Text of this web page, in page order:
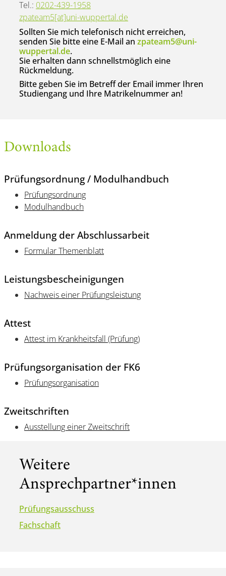
Tel.: 0202-439-1958
zpateam5[at]uni-wuppertal.de
Sollten Sie mich telefonisch nicht erreichen,
senden Sie bitte eine E-Mail an zpateam5@uni-
wuppertal.de.
Sie erhalten dann schnellstmöglich eine
Rückmeldung.
Bitte geben Sie im Betreff der Email immer Ihren
Studiengang und Ihre Matrikelnummer an!
Downloads
Prüfungsordnung / Modulhandbuch
Prüfungsordnung
Modulhandbuch
Anmeldung der Abschlussarbeit
Formular Themenblatt
Leistungsbescheinigungen
Nachweis einer Prüfungsleistung
Attest
Attest im Krankheitsfall (Prüfung)
Prüfungsorganisation der FK6
Prüfungsorganisation
Zweitschriften
Ausstellung einer Zweitschrift
Weitere
Ansprechpartner*innen
Prüfungsausschuss
Fachschaft